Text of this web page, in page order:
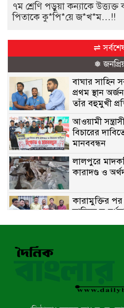
৭ম শ্রেণি পড়ুয়া কন্যাকে
পিতাকে কু*পি*য়ে জ*খ*ম…!!
⇌
❅
বাঘার সাহিন
প্রথম স্থান
তাঁর বহুমুখী
আওয়ামী
বিচারের
মানববন্ধন
লালপুরে
কারাদণ্ড ও
কারামুক্তির
সানিকে
প্রেসক্লাবের
মিয়ানমারের
উখিয়ার এক